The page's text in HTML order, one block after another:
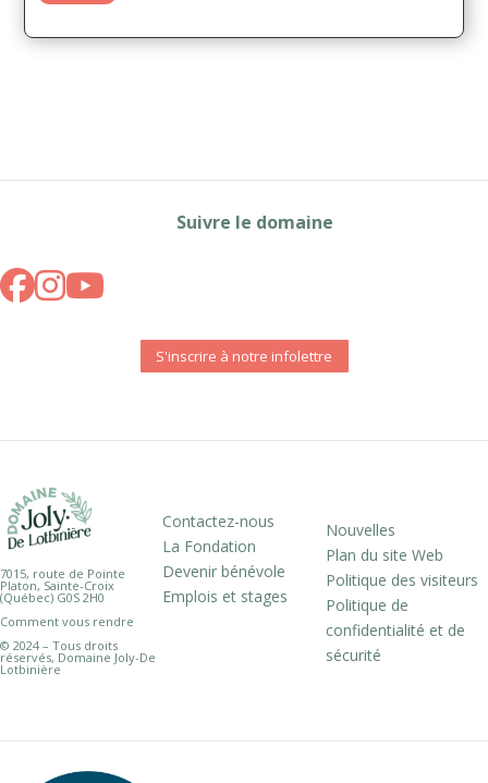
Suivre le domaine
S'inscrire à notre infolettre
7015, route de Pointe
Platon, Sainte-Croix
(Québec) G0S 2H0
Comment vous rendre
© 2024 – Tous droits
réservés, Domaine Joly-De
Lotbinière
Contactez-nous
La Fondation
Devenir bénévole
Emplois et stages
Nouvelles
Plan du site Web
Politique des visiteurs
Politique de
confidentialité et de
sécurité